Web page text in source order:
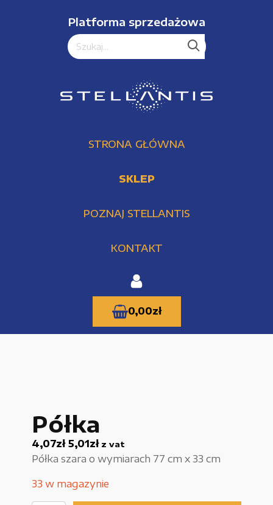
Platforma sprzedażowa
STRONA GŁÓWNA
SKLEP
POZNAJ STELLANTIS
KONTAKT
0,00zł
Części zamienne do urządzeń i narzędzi
Kable i przewody
Półka
4,07zł 5,01złz vat
Półka szara o wymiarach 77 cm x 33 cm
33 w magazynie